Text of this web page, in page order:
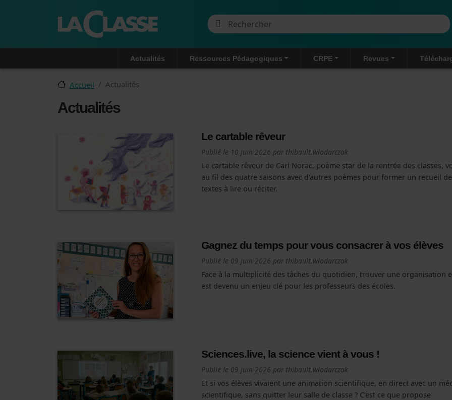
Rechercher
Navigation principale
Actualités Ressources Pédagogiques CRPE Revues
Accueil Actualités
Actualités
Le cartable rêveur
Publié le 10 juin 2026 par thibault.wlodarczak
Le cartable rêveur de Carl Norac, poème star de la rentrée des classes,
au fil des quatre saisons avec d'autres poèmes pour former un recueil
textes à lire ou réciter.
Gagnez du temps pour vous consacrer à vos élèves
Publié le 09 juin 2026 par thibault.wlodarczak
Face à la multiplicité des tâches du quotidien, trouver une organisation
est devenu un enjeu clé pour les professeurs des écoles.
Sciences.live, la science vient à vous !
Publié le 09 juin 2026 par thibault.wlodarczak
Et si vos élèves vivaient une animation scientifique, en direct avec un
scientifique, sans quitter leur salle de classe ? C'est ce que propose